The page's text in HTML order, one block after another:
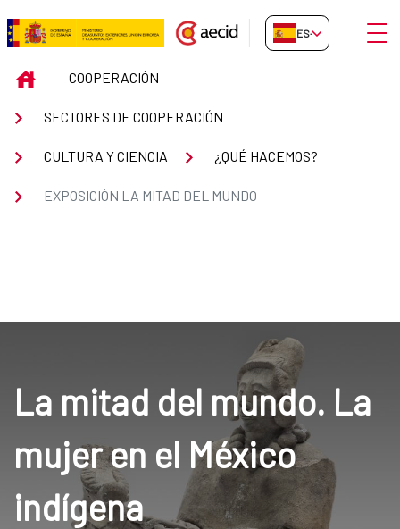
Saltar al contenido principal
Exposición La Mitad del Mundo
ES-ES Abrir
INICIOCOOPERACIÓN
SECTORES DE COOPERACIÓN
CULTURA Y CIENCIA ¿QUÉ HACEMOS?
EXPOSICIÓN LA MITAD DEL MUNDO
La mitad del mundo. La
mujer en el México
indígena